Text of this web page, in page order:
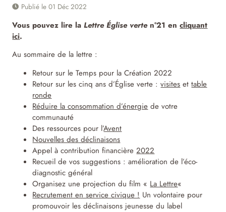
Publié le 01 Déc 2022
Vous pouvez lire laLettre Église verten°21 encliquant
ici.
Au sommaire de la lettre :
Retour sur le Temps pour la Création 2022
Retour sur les cinq ans d’Église verte :visites ettable
ronde
Réduire la consommation d’énergie de votre
communauté
Des ressources pour l’Avent
Nouvelles des déclinaisons
Appel à contribution financière2022
Recueil de vos suggestions : amélioration de l’éco-
diagnostic général
Organisez une projection du film « La Lettre«
Recrutement en service civique ! Un volontaire pour
promouvoir les déclinaisons jeunesse du label